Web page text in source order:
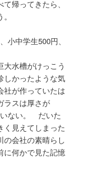
帰ってきたら、
中学生500円、
水槽がけっこう
しかったような気
が作っていたは
ラスは厚さが
ない。 だいた
く見えてしまった
の会社の素晴らし
に何かで見た記憶